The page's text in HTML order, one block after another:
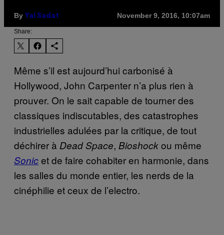
By Yal Sadat November 9, 2016, 10:07am
Share:
Même s’il est aujourd’hui carbonisé à
Hollywood, John Carpenter n’a plus rien à
prouver. On le sait capable de tourner des
classiques indiscutables, des catastrophes
industrielles adulées par la critique, de tout
déchirer à Dead Space, Bioshockou même
Sonicet de faire cohabiter en harmonie, dans
les salles du monde entier, les nerds de la
cinéphilie et ceux de l’electro.